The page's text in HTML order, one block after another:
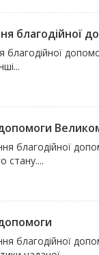
благодійної
благодійної
стану....
благодійної